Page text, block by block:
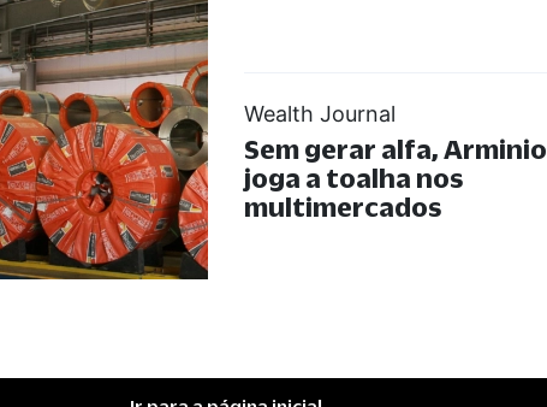
Wealth Journal
Sem gerar alfa, Arminio
joga a toalha nos
multimercados